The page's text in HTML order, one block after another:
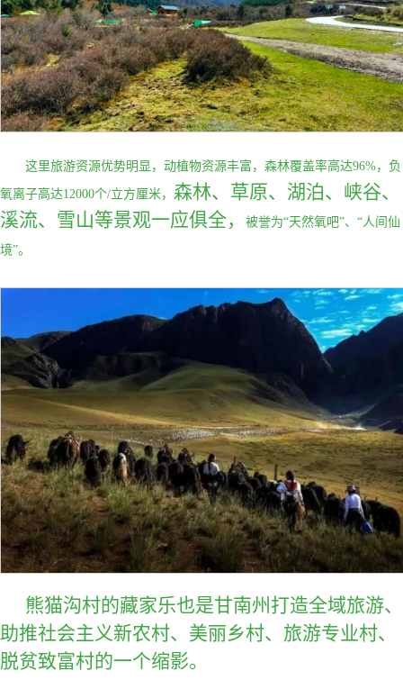
这里旅游资源优势明显，动植物资源丰富，森林覆盖率高达96%，负
氧离子高达12000个/立方厘米， 森林、草原、湖泊、峡谷、
溪流、雪山等景观一应俱全，
被誉为“天然氧吧”、“人间仙
境”。
熊猫沟村的藏家乐也是甘南州打造全域旅游、
助推社会主义新农村、美丽乡村、旅游专业村、
脱贫致富村的一个缩影。